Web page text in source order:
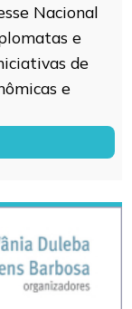
Nacional
e
de
e